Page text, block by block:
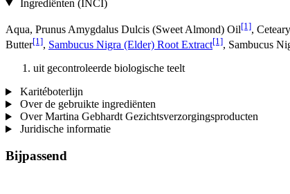
Ingrediënten (INCI)
Aqua, Prunus Amygdalus Dulcis (Sweet Almond) Oil[1],
Butter[1], Sambucus Nigra (Elder) Root Extract[1], Sambucus
uit gecontroleerde biologische teelt
Karitéboterlijn
Over de gebruikte ingrediënten
Over Martina Gebhardt Gezichtsverzorgingsproducten
Juridische informatie
Bijpassend